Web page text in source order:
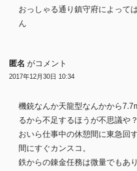
おっしゃる通り鎮守府によって
ん
匿名 がコメント
2017年12月30日 10:34
機銃なんか天龍型なんかから
るから不足するほうが不思議や
おいら仕事中の休憩間に東急回
間にすぐカンスコ。
鉄からの錬金任務は微量でもあ